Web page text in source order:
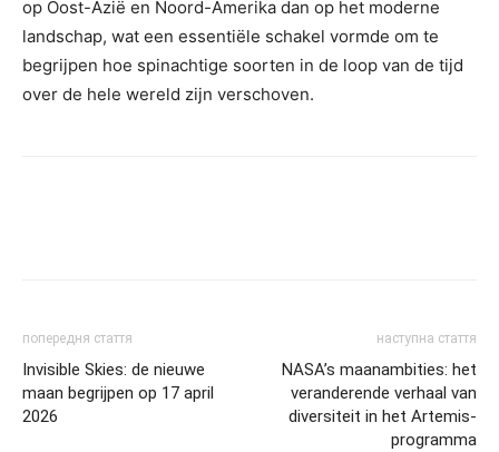
op Oost-Azië en Noord-Amerika dan op het moderne
landschap, wat een essentiële schakel vormde om te
begrijpen hoe spinachtige soorten in de loop van de tijd
over de hele wereld zijn verschoven.
попередня стаття
Invisible Skies: de nieuwe
maan begrijpen op 17 april
2026
наступна стаття
NASA’s maanambities: het
veranderende verhaal van
diversiteit in het Artemis-
programma